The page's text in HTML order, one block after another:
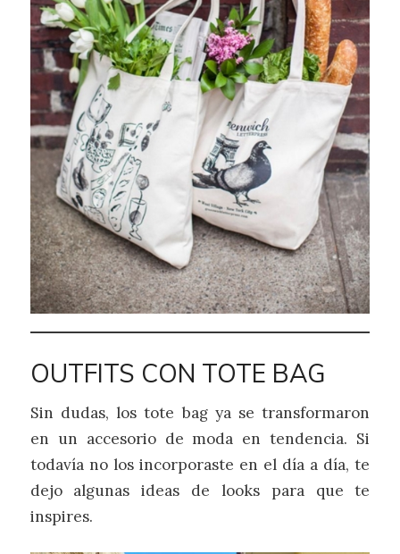
OUTFITS CON TOTE BAG
Sin dudas, los tote bag ya se transformaron
en un accesorio de moda en tendencia. Si
todavía no los incorporaste en el día a día, te
dejo algunas ideas de looks para que te
inspires.